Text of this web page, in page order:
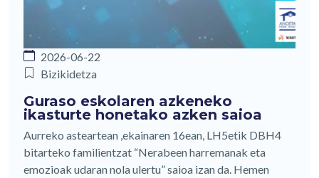
2026-06-22
Bizikidetza
Guraso eskolaren azkeneko
ikasturte honetako azken saioa
Aurreko asteartean ,ekainaren 16ean, LH5etik DBH4
bitarteko familientzat “Nerabeen harremanak eta
emozioak udaran nola ulertu” saioa izan da. Hemen